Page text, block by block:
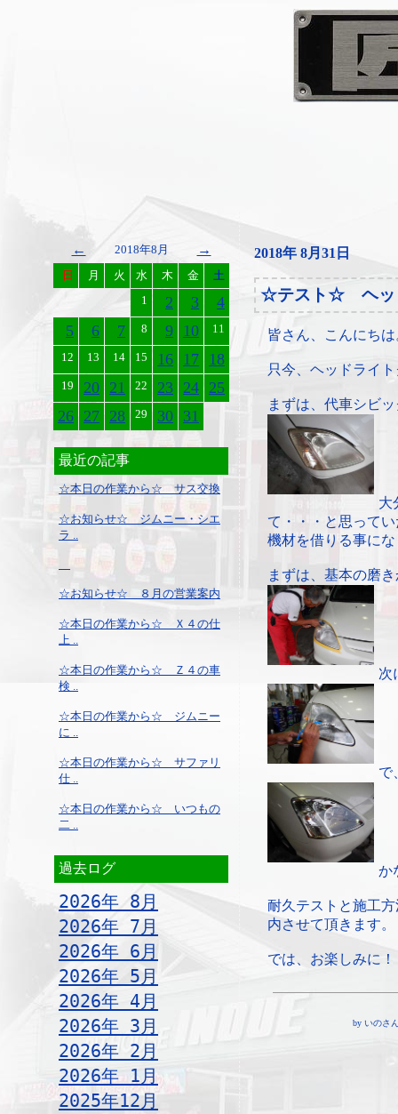
← 2018年8月 →
日 月 火 水 木 金
土
1
2 3
4
5
6 7 8 9 10 11
12 13 14 15 16 17 18
19 20 21 22 23 24 25
26 27 28 29 30 31
最近の記事
☆本日の作業から☆ サス交換
☆お知らせ☆ ジムニー・シエ
ラ ..
☆お知らせ☆ ８月の営業案内
☆本日の作業から☆ Ｘ４の仕
上 ..
☆本日の作業から☆ Ｚ４の車
検 ..
☆本日の作業から☆ ジムニー
に ..
☆本日の作業から☆ サファリ
仕 ..
☆本日の作業から☆ いつもの
二 ..
過去ログ
2026年 8月
2026年 7月
2026年 6月
2026年 5月
2026年 4月
2026年 3月
2026年 2月
2026年 1月
2025年12月
2018年 8月31日
☆テスト☆ ヘッ
皆さん、こんにちは
只今、ヘッドライ
まずは、代車シビ
大
て・・・と思って
機材を借りる事に
まずは、基本の磨
次
で
か
耐久テストと施工
内させて頂きます。
では、お楽しみに！
by いのさ